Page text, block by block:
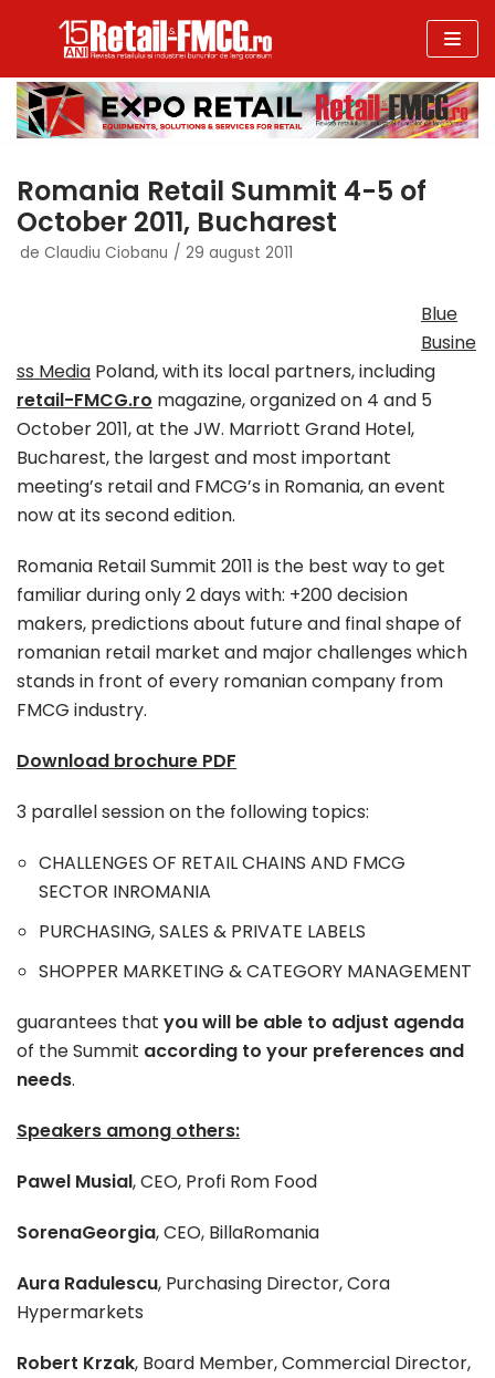
la
conținut
Romania Retail Summit 4-5 of
October 2011, Bucharest
de Claudiu Ciobanu 29 august 2011
Blue
Busine
ss Media Poland, with its local partners, including
retail-FMCG.ro magazine, organized on 4 and 5
October 2011, at the JW. Marriott Grand Hotel,
Bucharest, the largest and most important
meeting’s retail and FMCG’s in Romania, an event
now at its second edition.
Romania Retail Summit 2011 is the best way to get
familiar during only 2 days with: +200 decision
makers, predictions about future and final shape of
romanian retail market and major challenges which
stands in front of every romanian company from
FMCG industry.
Download brochure PDF
3 parallel session on the following topics:
CHALLENGES OF RETAIL CHAINS AND FMCG
SECTOR INROMANIA
PURCHASING, SALES & PRIVATE LABELS
SHOPPER MARKETING & CATEGORY MANAGEMENT
guarantees that you will be able to adjust agenda
of the Summit according to your preferences and
needs.
Speakers among others:
Pawel Musial, CEO, Profi Rom Food
SorenaGeorgia, CEO, BillaRomania
Aura Radulescu, Purchasing Director, Cora
Hypermarkets
Robert Krzak, Board Member, Commercial Director,